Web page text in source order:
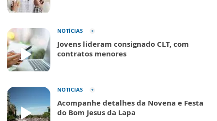
NOTÍCIAS
Jovens lideram consignado CLT, com
contratos menores
NOTÍCIAS
Acompanhe detalhes da Novena e Festa
do Bom Jesus da Lapa